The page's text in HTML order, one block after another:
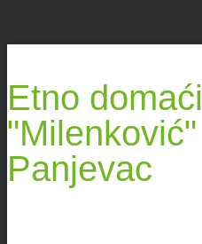
Etno
"Milenković"
Panjevac